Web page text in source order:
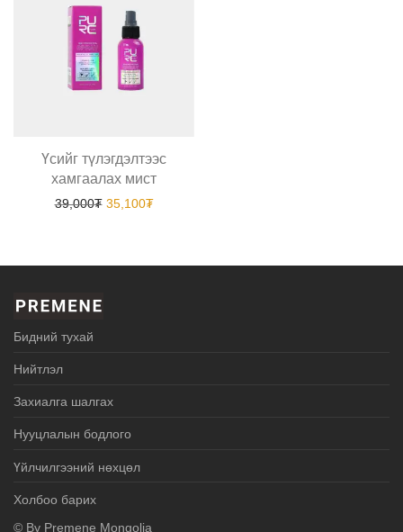
Үсийг түлэгдэлтээс
хамгаалах мист
39,000₮ Original price was: 39,000₮.
35,100₮Current price is: 35,100₮.
Бидний тухай
Нийтлэл
Захиалга шалгах
Нууцлалын бодлого
Үйлчилгээний нөхцөл
Холбоо барих
© By Premene Mongolia